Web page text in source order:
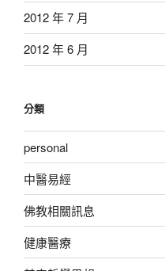
2012 年 7 月
2012 年 6 月
分類
personal
中醫易經
佛教相關訊息
健康醫療